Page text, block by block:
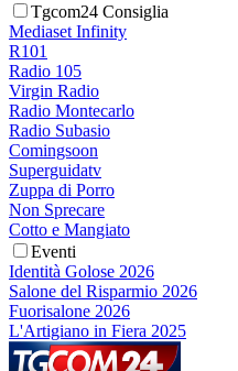
Tgcom24 Consiglia
Mediaset Infinity
R101
Radio 105
Virgin Radio
Radio Montecarlo
Radio Subasio
Comingsoon
Superguidatv
Zuppa di Porro
Non Sprecare
Cotto e Mangiato
Eventi
Identità Golose 2026
Salone del Risparmio 2026
Fuorisalone 2026
L'Artigiano in Fiera 2025